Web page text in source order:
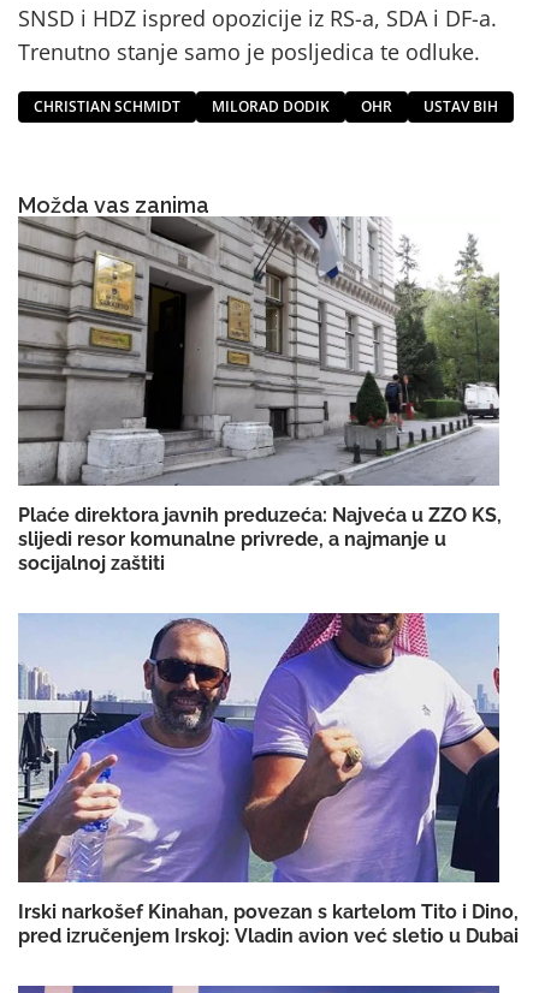
SNSD i HDZ ispred opozicije iz RS-a, SDA i DF-a.
Trenutno stanje samo je posljedica te odluke.
CHRISTIAN SCHMIDT MILORAD DODIK OHR USTAV BIH
Možda vas zanima
Plaće direktora javnih preduzeća: Najveća u ZZO KS,
slijedi resor komunalne privrede, a najmanje u
socijalnoj zaštiti
Irski narkošef Kinahan, povezan s kartelom Tito i Dino,
pred izručenjem Irskoj: Vladin avion već sletio u Dubai